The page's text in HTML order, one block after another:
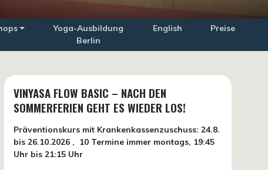
Yoga-Ausbildung
Berlin
English Preise
VINYASA FLOW BASIC – NACH DEN
SOMMERFERIEN GEHT ES WIEDER LOS!
Präventionskurs mit Krankenkassenzuschuss:24.8.
bis 26.10.2026 ,
10 Termine immer montags, 19:45
Uhr bis 21:15 Uhr